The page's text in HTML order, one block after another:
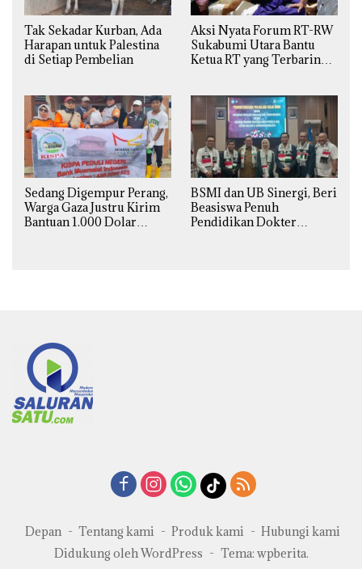
Tak Sekadar Kurban, Ada
Harapan untuk Palestina
di Setiap Pembelian
Aksi Nyata Forum RT-RW
Sukabumi Utara Bantu
Ketua RT yang Terbaring
Sedang Digempur Perang,
Warga Gaza Justru Kirim
Bantuan 1.000 Dolar
BSMI dan UB Sinergi, Beri
Beasiswa Penuh
Pendidikan Dokter
Depan Tentang kami Produk kami
Hubungi kami
Didukung oleh WordPress - Tema: wpberita.